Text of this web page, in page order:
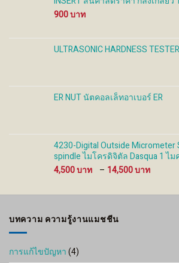
900
ULTRASONIC HARDNESS TESTER
ER NUT นัตคอลเล็ทอาเบอร์ ER
4230-Digital Outside Micrometer
spindle ไมโครดิจิตัล Dasqua 1 ไ
4,500
– 14,500
บทความ ความรู้งานแมชชีน
การแก้ไขปัญหา(4)